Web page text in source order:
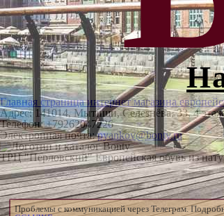
Проблемы с коммуникацией через Телеграм.
Главная страница интернет магазина
Адрес: 141014,Мытищи,Селезнёва, 33, 4
Телефон:+79262047226
Электронная почта:pyankov@bonty.ru
ТРЦ "Перловский" Европейская обувь из